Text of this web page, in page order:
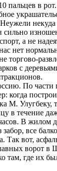
пальцев в
некуда
сильно
а не
нет
торгово-
с
По
когда
М. Улугбеку,
в течение
В жилом
забор, все
Так вот,
ворот
там, где их